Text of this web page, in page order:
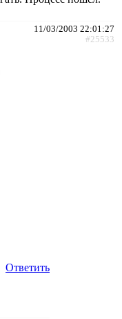
11/03/2003 22:01:27
#25533
Ответить